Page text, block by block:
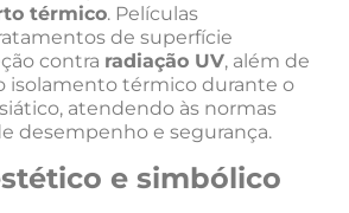
térmico. Películas
de superfície
contra radiação UV, além de
isolamento térmico durante o
atendendo às normas
desempenho e segurança.
e simbólico